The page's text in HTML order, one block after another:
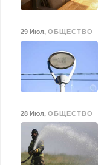
29 Июл, ОБЩЕСТВО
28 Июл, ОБЩЕСТВО